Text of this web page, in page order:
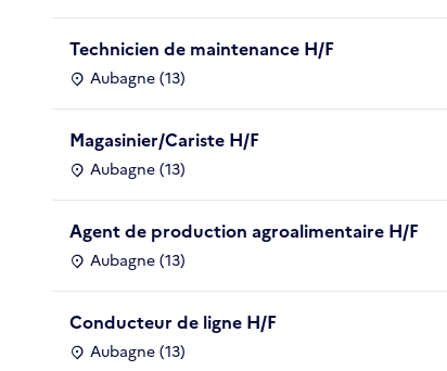
Technicien de maintenance H/F
Aubagne (13)
Magasinier/Cariste H/F
Aubagne (13)
Agent de production agroalimentaire H/F
Aubagne (13)
Conducteur de ligne H/F
Aubagne (13)